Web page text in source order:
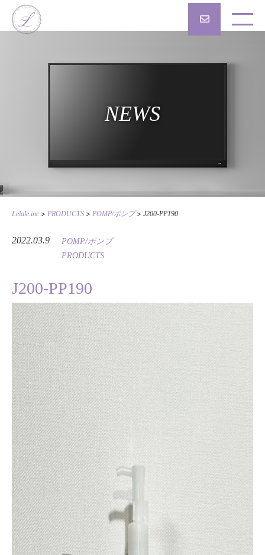
NEWS
Lelale.inc > PRODUCTS > POMP/ポンプ> J200-PP190
2022.03.9
POMP/ポンプ
PRODUCTS
J200-PP190